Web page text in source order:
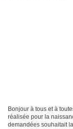
Bonjour à tous et à
réalisée pour la
demandées souhaitait